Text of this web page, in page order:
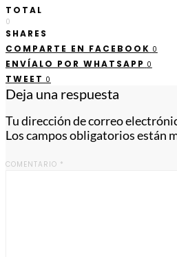
TOTAL
0
SHARES
COMPARTE EN FACEBOOK 0
ENVÍALO POR WHATSAPP 0
TWEET 0
Deja una respuesta
Tu dirección de correo
Los campos obligatorios están
COMENTARIO *